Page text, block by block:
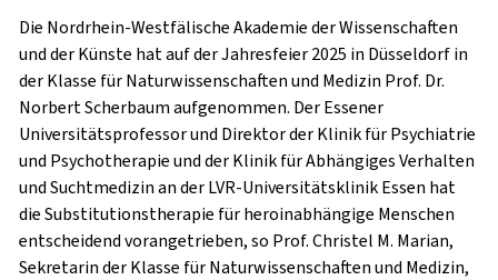
Die Nordrhein-Westfälische Akademie der Wissenschaften
und der Künste hat auf der Jahresfeier 2025 in Düsseldorf in
der Klasse für Naturwissenschaften und Medizin Prof. Dr.
Norbert Scherbaum aufgenommen. Der Essener
Universitätsprofessor und Direktor der Klinik für Psychiatrie
und Psychotherapie und der Klinik für Abhängiges Verhalten
und Suchtmedizin an der LVR-Universitätsklinik Essen hat
die Substitutionstherapie für heroinabhängige Menschen
entscheidend vorangetrieben, so Prof. Christel M. Marian,
Sekretarin der Klasse für Naturwissenschaften und Medizin,